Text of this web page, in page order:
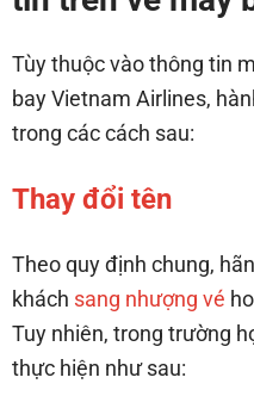
Tùy thuộc vào thông tin
bay Vietnam Airlines,
trong các cách sau:
Thay đổi tên
Theo quy định chung,
khách sang nhượng vé
Tuy nhiên, trong trường
thực hiện như sau: